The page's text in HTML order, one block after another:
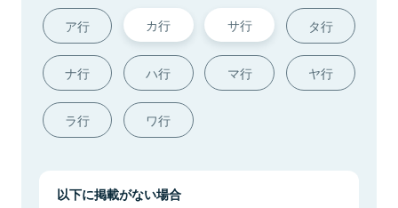
ア行 カ行 サ行 タ行
ナ行 ハ行 マ行 ヤ行
ラ行 ワ行
以下に掲載がない場合